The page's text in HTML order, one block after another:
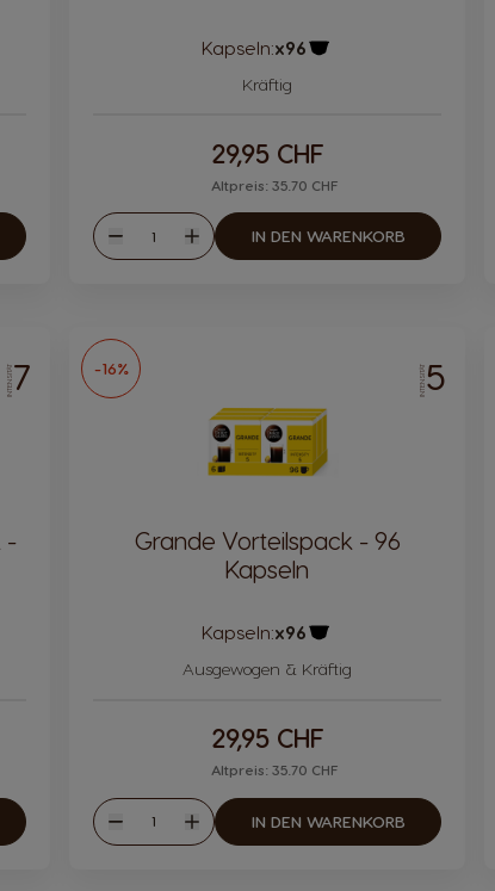
Kapseln:x96
Kräftig
29,95 CHF
Altpreis: 35.70 CHF
Weniger
Menge
Mehr
IN DEN WARENKORB
INTENSITÄT7
-
-16% INTENSITÄT5
Grande Vorteilspack - 96
Kapseln
Kapseln:x96
Ausgewogen & Kräftig
29,95 CHF
Altpreis: 35.70 CHF
Weniger
Menge
Mehr
IN DEN WARENKORB